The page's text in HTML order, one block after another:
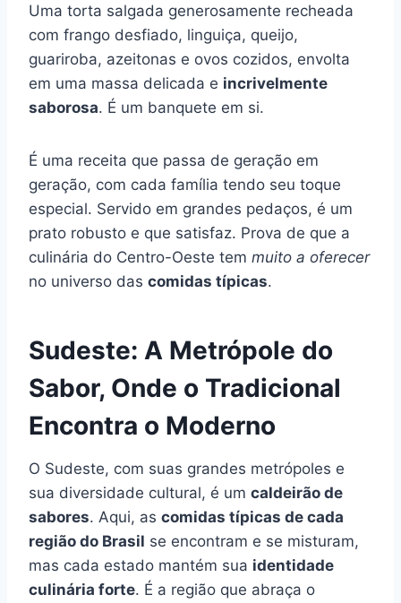
Uma torta salgada generosamente recheada
com frango desfiado, linguiça, queijo,
guariroba, azeitonas e ovos cozidos, envolta
em uma massa delicada e incrivelmente
saborosa. É um banquete em si.
É uma receita que passa de geração em
geração, com cada família tendo seu toque
especial. Servido em grandes pedaços, é um
prato robusto e que satisfaz. Prova de que a
culinária do Centro-Oeste tem muito a oferecer
no universo das comidas típicas.
Sudeste: A Metrópole do
Sabor, Onde o Tradicional
Encontra o Moderno
O Sudeste, com suas grandes metrópoles e
sua diversidade cultural, é um caldeirão de
sabores. Aqui, as comidas típicas de cada
região do Brasil se encontram e se misturam,
mas cada estado mantém sua identidade
culinária forte. É a região que abraça o